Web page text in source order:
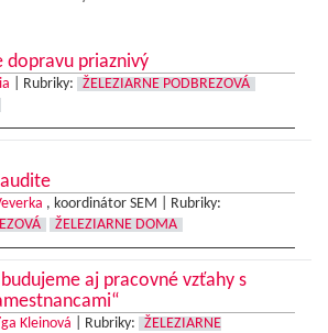
dopravu priaznivý
Rubriky:
ŽELEZIARNE PODBREZOVÁ
, koordinátor SEM |
Rubriky:
ŽELEZIARNE DOMA
aj pracovné vzťahy s
Kleinová Rubriky:
ŽELEZIARNE